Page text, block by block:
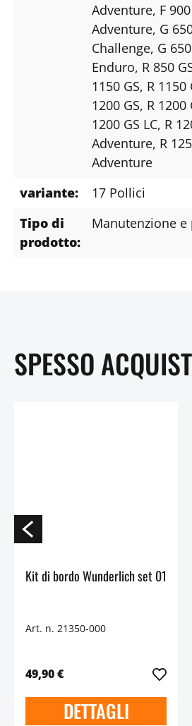
Adventure, F
Adventure, G
Challenge, G
Enduro, R 850
1150 GS, R 1150
1200 GS, R 1200
1200 GS LC, R
Adventure, R
Adventure
variante:
17 Pollici
Tipo di
prodotto:
Manutenzione
SPESSO
Kit di bordo Wunderlich set 01
Art. n. 21350-000
49,90 €
DETTAGLI